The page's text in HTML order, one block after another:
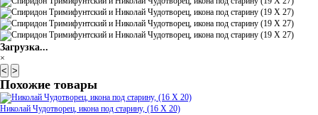
Загрузка...
×
< >
Похожие товары
Николай Чудотворец, икона под старину, (16 Х 20)